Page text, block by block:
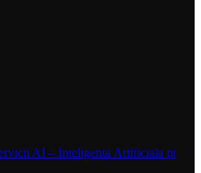
AI – Inteligenta Artificiala pt